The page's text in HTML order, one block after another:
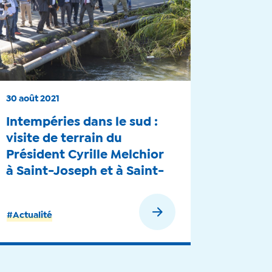
#Actualité
30 août 2021
Intempéries dans le sud :
visite de terrain du
Président Cyrille Melchior
à Saint-Joseph et à Saint-